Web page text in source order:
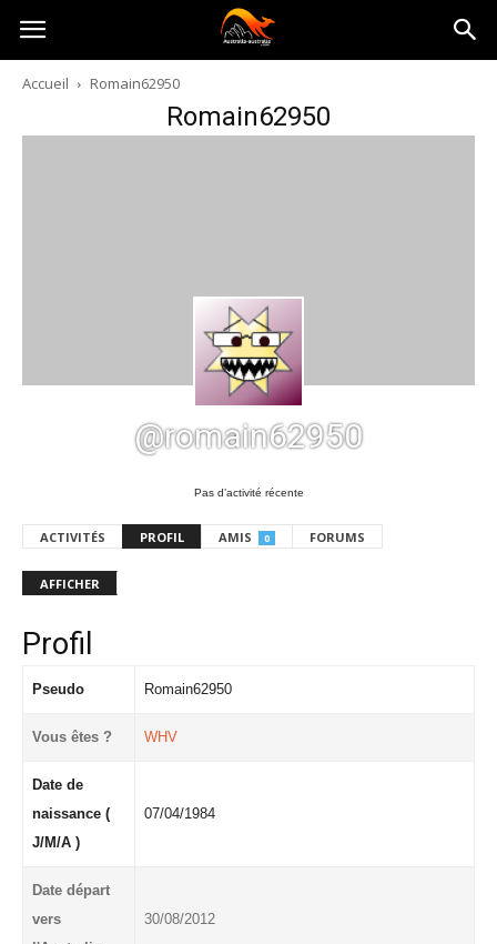
Australia-
australie.com
Accueil Romain62950
Romain62950
@romain62950
Pas d’activité récente
ACTIVITÉS PROFIL AMIS 0 FORUMS
AFFICHER
Profil
Pseudo Romain62950
Vous êtes ? WHV
Date de
naissance (
J/M/A )
07/04/1984
Date départ
vers
30/08/2012